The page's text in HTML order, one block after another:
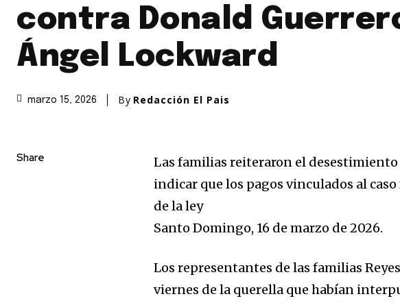
contra Donald
Ángel Lockward
marzo 15, 2026 By Redacción El Pais
Share
Las familias reiteraron el
indicar que los pagos vinculados al
de la ley
Santo Domingo, 16 de marzo de 2026.
Los representantes de las familias
viernes de la querella que habían